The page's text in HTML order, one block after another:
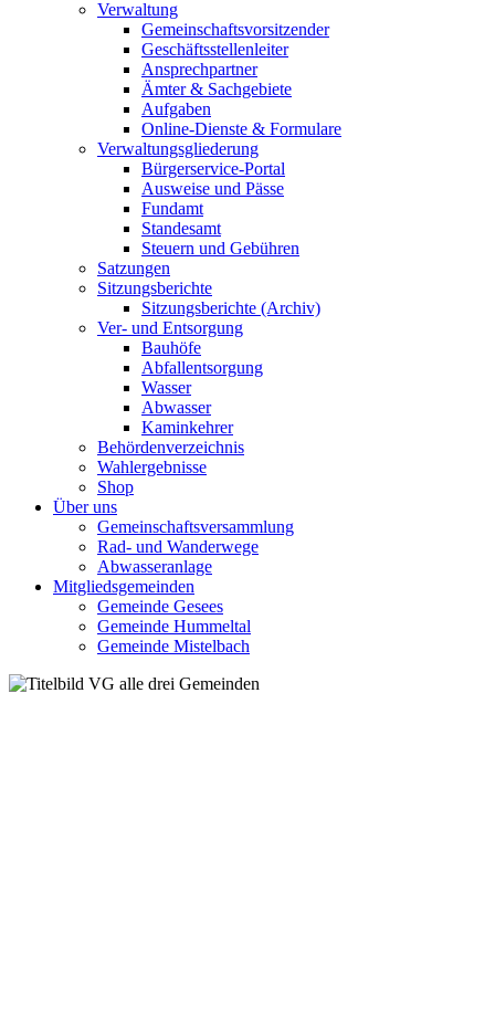
Verwaltung
Gemeinschaftsvorsitzender
Geschäftsstellenleiter
Ansprechpartner
Ämter & Sachgebiete
Aufgaben
Online-Dienste & Formulare
Verwaltungsgliederung
Bürgerservice-Portal
Ausweise und Pässe
Fundamt
Standesamt
Steuern und Gebühren
Satzungen
Sitzungsberichte
Sitzungsberichte (Archiv)
Ver- und Entsorgung
Bauhöfe
Abfallentsorgung
Wasser
Abwasser
Kaminkehrer
Behördenverzeichnis
Wahlergebnisse
Shop
Über uns
Gemeinschaftsversammlung
Rad- und Wanderwege
Abwasseranlage
Mitgliedsgemeinden
Gemeinde Gesees
Gemeinde Hummeltal
Gemeinde Mistelbach